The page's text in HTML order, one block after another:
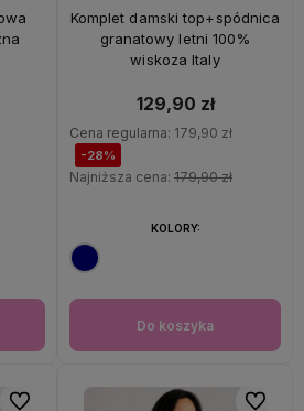
Komplet damski top+spódnica
granatowy letni 100%
wiskoza Italy
129,90 zł
Cena regularna: 179,90 zł
-28%
Najniższa cena: 179,90 zł
Do koszyka
KOLORY:
Do ulubionych Do